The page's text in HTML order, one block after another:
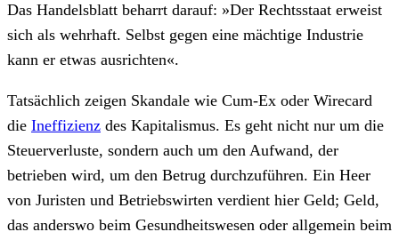
Das Handelsblatt beharrt darauf: »Der Rechtsstaat erweist
sich als wehrhaft. Selbst gegen eine mächtige Industrie
kann er etwas ausrichten«.
Tatsächlich zeigen Skandale wie Cum-Ex oder Wirecard
die Ineffizienz des Kapitalismus. Es geht nicht nur um die
Steuerverluste, sondern auch um den Aufwand, der
betrieben wird, um den Betrug durchzuführen. Ein Heer
von Juristen und Betriebswirten verdient hier Geld; Geld,
das anderswo beim Gesundheitswesen oder allgemein beim